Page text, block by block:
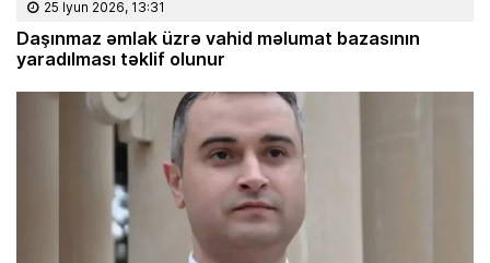
25 İyun 2026, 13:31
Daşınmaz əmlak üzrə vahid məlumat bazasının
yaradılması təklif olunur